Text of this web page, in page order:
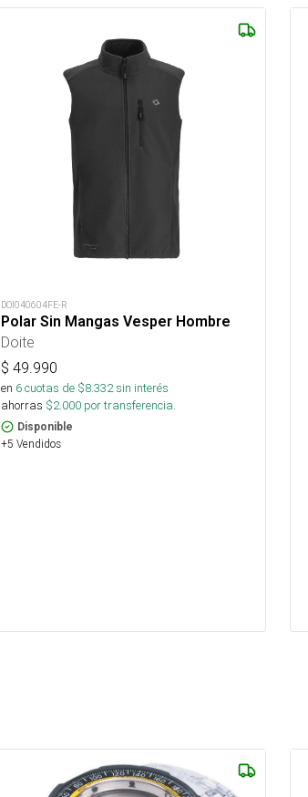
DOI040604FE-R
Polar Sin Mangas Vesper Hombre
Doite
$ 49.990
en 6cuotas de $8.332sin interés
ahorras $2.000 por transferencia.
Disponible
+5 Vendidos